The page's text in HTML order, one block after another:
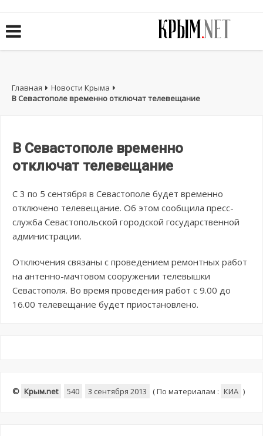
Главная
Новости Крыма
В Севастополе временно отключат телевещание
В Севастополе временно
отключат телевещание
С 3 по 5 сентября в Севастополе будет временно
отключено телевещание. Об этом сообщила пресс-
служба Севастопольской городской государственной
администрации.
Отключения связаны с проведением ремонтных работ
на антенно-мачтовом сооружении телевышки
Севастополя. Во время проведения работ с 9.00 до
16.00 телевещание будет приостановлено.
© Крым.net 540 3 сентября 2013 (По материалам : КИА )